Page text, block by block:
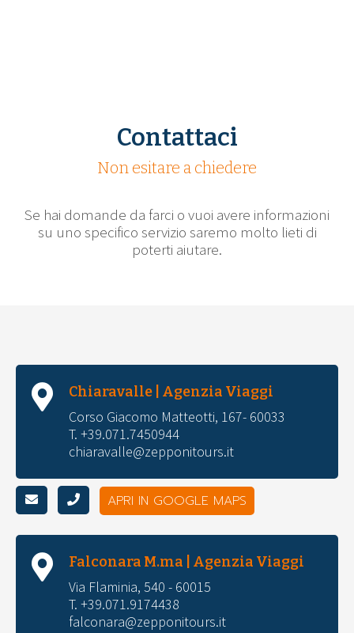
Contattaci
Non esitare a chiedere
Se hai domande da farci o vuoi avere informazioni
su uno specifico servizio saremo molto lieti di
poterti aiutare.
Chiaravalle | Agenzia Viaggi
Corso Giacomo Matteotti, 167- 60033
T. +39.071.7450944
chiaravalle@zepponitours.it
APRI IN GOOGLE MAPS
Falconara M.ma | Agenzia Viaggi
Via Flaminia, 540 - 60015
T. +39.071.9174438
falconara@zepponitours.it